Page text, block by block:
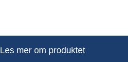
Les mer om produktet